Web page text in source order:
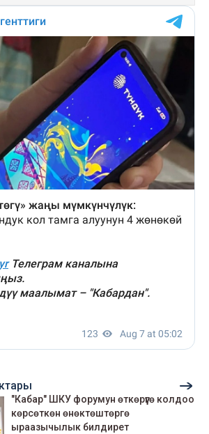
"Кабар" ШКУ форумун өткөрүүгө колдоо
көрсөткөн өнөктөштөргө
ыраазычылык билдирет